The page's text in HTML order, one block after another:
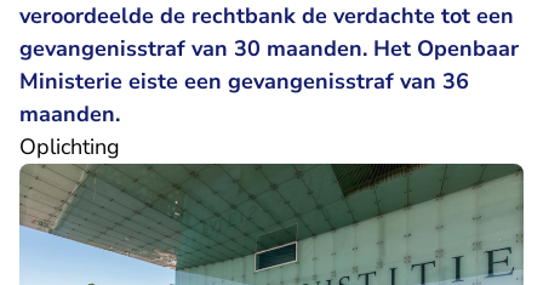
veroordeelde de rechtbank de verdachte tot een
gevangenisstraf van 30 maanden. Het Openbaar
Ministerie eiste een gevangenisstraf van 36
maanden.
Oplichting